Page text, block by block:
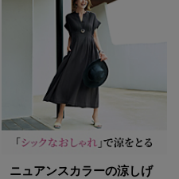
ニュアンスカラーの涼しげ